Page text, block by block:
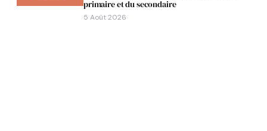
primaire et du secondaire
5 Août 2026